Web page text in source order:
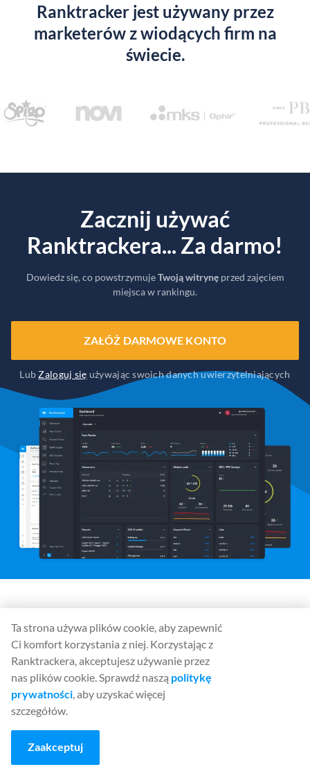
Ranktracker jest używany przez
marketerów z wiodących firm na
świecie.
Zacznij używać
Ranktrackera... Za darmo!
Dowiedz się, co powstrzymujeTwoją witrynęprzed zajęciem
miejsca w rankingu.
ZAŁÓŻ DARMOWE KONTO
LubZaloguj się używając swoich danych uwierzytelniających
Narzędzia
Rank Tracker
Keyword Finder
SERP Checker
Web Audit
Ta strona używa plików cookie, aby zapewnić
Ci komfort korzystania z niej. Korzystając z
Ranktrackera, akceptujesz używanie przez
nas plików cookie. Sprawdź naszą politykę
prywatności, aby uzyskać więcej
szczegółów.
Zaakceptuj